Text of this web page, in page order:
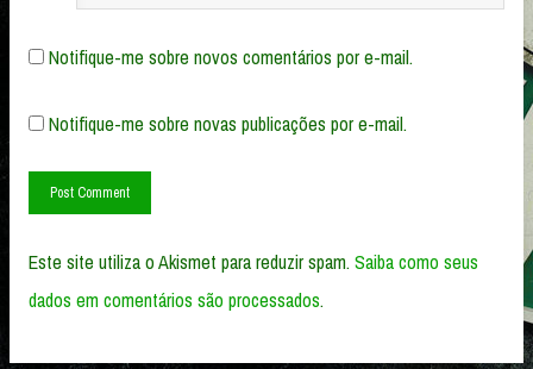
Notifique-me sobre novos comentários por e-mail.
Notifique-me sobre novas publicações por e-mail.
Este site utiliza o Akismet para reduzir spam.Saiba como seus
dados em comentários são processados.